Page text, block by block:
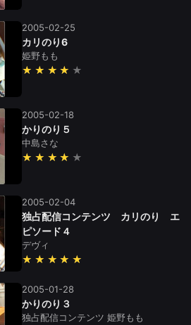
2005-02-25
カリのり6
姫野もも
★★★★
2005-02-18
かりのり５
中島さな
★★★★
2005-02-04
独占配信コンテンツ カリのり エ
ピソード４
デヴィ
★★★★★
2005-01-28
かりのり３
独占配信コンテンツ 姫野もも